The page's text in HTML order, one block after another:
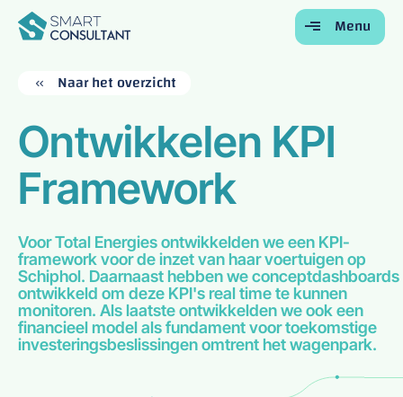
Menu
Home
Voor Bedrijven
Voor Studenten
Over Ons
Contact
Terug
Onze Diensten
Terug
Terug
Terug
Terug
Naar het overzicht
Ontwikkelen KPI
Framework
Voor Total Energies ontwikkelden we een KPI-
framework voor de inzet van haar voertuigen op
Schiphol. Daarnaast hebben we conceptdashboards
ontwikkeld om deze KPI's real time te kunnen
monitoren. Als laatste ontwikkelden we ook een
financieel model als fundament voor toekomstige
investeringsbeslissingen omtrent het wagenpark.